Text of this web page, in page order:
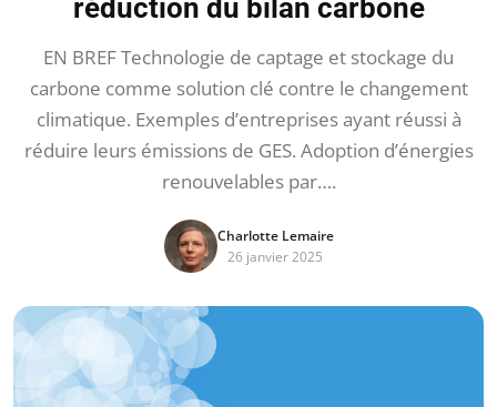
réduction du bilan carbone
EN BREF Technologie de captage et stockage du
carbone comme solution clé contre le changement
climatique. Exemples d’entreprises ayant réussi à
réduire leurs émissions de GES. Adoption d’énergies
renouvelables par….
Charlotte Lemaire
26 janvier 2025